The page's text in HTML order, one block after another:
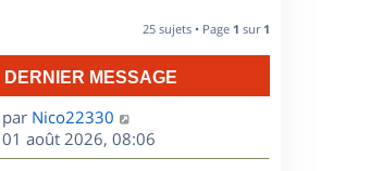
25 sujets • Page 1 sur 1
DERNIER MESSAGE
D
e
r
par Nico22330
01 août 2026, 08:06